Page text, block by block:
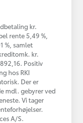
kr.
rente 5,49 %,
%, samlet
kr.
Positiv
hos RKI
Der er
mdl. gebyrer ved
Vi tager
A/S.